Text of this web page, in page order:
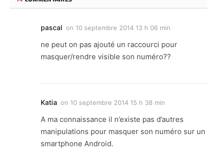
pascal on 10 septembre 2014 13 h 06 min
ne peut on pas ajouté un raccourci pour
masquer/rendre visible son numéro??
Katia on 10 septembre 2014 15 h 38 min
A ma connaissance il n’existe pas d’autres
manipulations pour masquer son numéro sur un
smartphone Android.